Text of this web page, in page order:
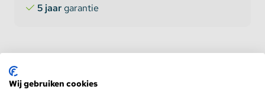
5 jaargarantie
Wij gebruiken cookies